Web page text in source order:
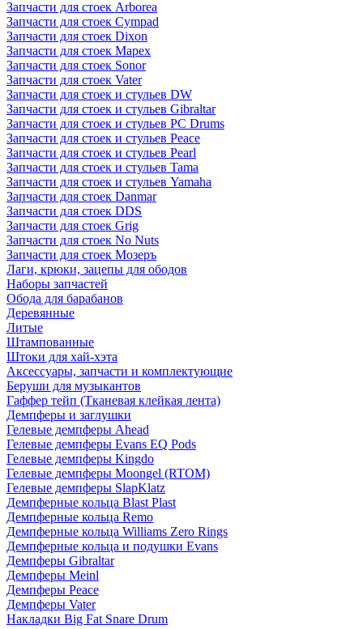
Запчасти для стоек Arborea
Запчасти для стоек Cympad
Запчасти для стоек Dixon
Запчасти для стоек Mapex
Запчасти для стоек Sonor
Запчасти для стоек Vater
Запчасти для стоек и стульев DW
Запчасти для стоек и стульев Gibraltar
Запчасти для стоек и стульев PC Drums
Запчасти для стоек и стульев Peace
Запчасти для стоек и стульев Pearl
Запчасти для стоек и стульев Tama
Запчасти для стоек и стульев Yamaha
Запчасти для стоек Danmar
Запчасти для стоек DDS
Запчасти для стоек Grig
Запчасти для стоек No Nuts
Запчасти для стоек Мозеръ
Лаги, крюки, зацепы для ободов
Наборы запчастей
Обода для барабанов
Деревянные
Литые
Штампованные
Штоки для хай-хэта
Аксессуары, запчасти и комплектующие
Беруши для музыкантов
Гаффер тейп (Тканевая клейкая лента)
Демпферы и заглушки
Гелевые демпферы Ahead
Гелевые демпферы Evans EQ Pods
Гелевые демпферы Kingdo
Гелевые демпферы Moongel (RTOM)
Гелевые демпферы SlapKlatz
Демпферные кольца Blast Plast
Демпферные кольца Remo
Демпферные кольца Williams Zero Rings
Демпферные кольца и подушки Evans
Демпферы Gibraltar
Демпферы Meinl
Демпферы Peace
Демпферы Vater
Накладки Big Fat Snare Drum